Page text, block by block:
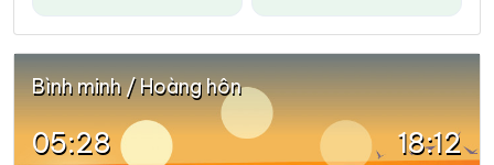
Bình minh / Hoàng hôn
05:28 18:12